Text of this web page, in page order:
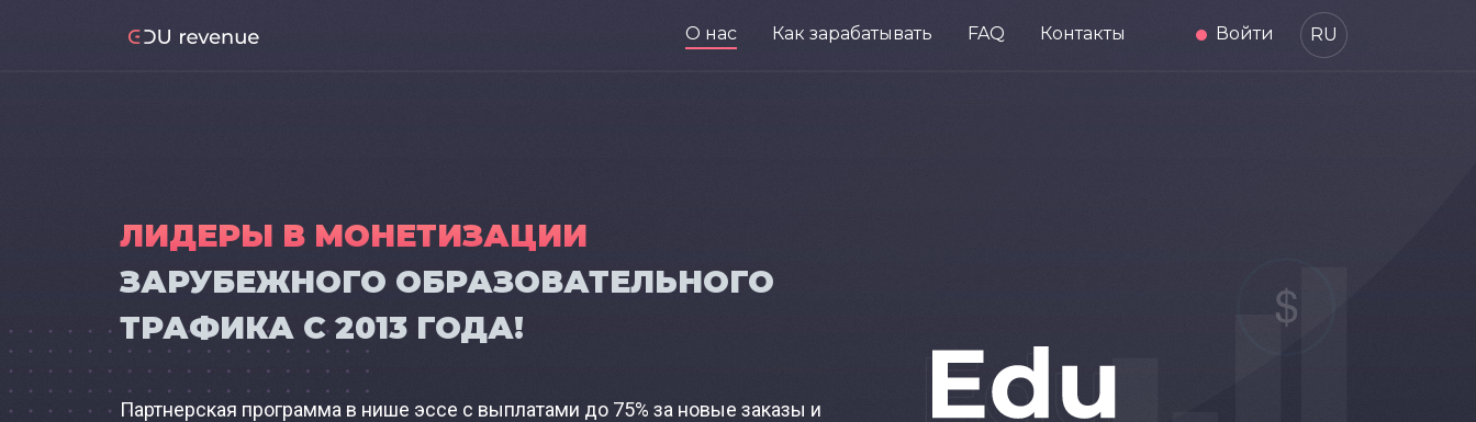
О нас Как зарабатывать FAQ Контакты Войти RU
ЛИДЕРЫ В МОНЕТИЗАЦИИ
ЗАРУБЕЖНОГО ОБРАЗОВАТЕЛЬНОГО
ТРАФИКА С 2013 ГОДА!
Партнерская программа в нише эссе с выплатами до 75% за новые заказы и